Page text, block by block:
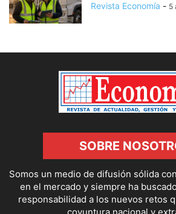
Revista Economía - 5
SOBRE
Somos un medio de difusión sólida
en el mercado y siempre ha
responsabilidad a los nuevos retos